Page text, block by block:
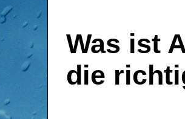
Was ist
die